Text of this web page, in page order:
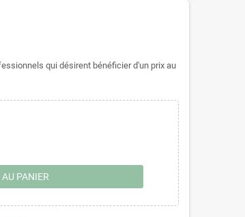
qui désirent bénéficier d'un prix au
PANIER